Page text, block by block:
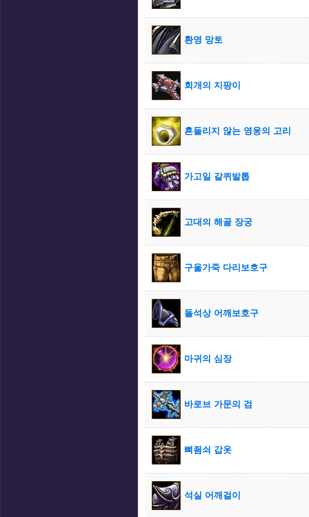
환영 망토
회개의 지팡이
흔들리지 않는 영웅의 고리
가고일 갈퀴발톱
고대의 해골 장궁
구울가죽 다리보호구
돌석상 어깨보호구
마귀의 심장
바로브 가문의 검
뼈죔쇠 갑옷
석실 어깨걸이